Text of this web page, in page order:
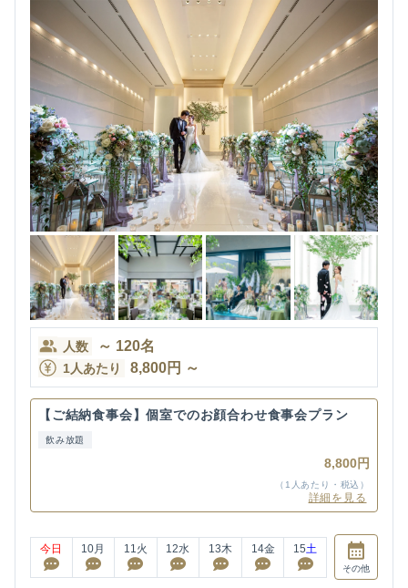
人数 ～ 120名
1人あたり 8,800円 ～
【ご結納食事会】個室でのお顔合わせ食事会プラン
飲み放題
8,800円
（1人あたり・税込）
詳細を見る
今日 10月 11火 12水 13木 14金 15土
その他